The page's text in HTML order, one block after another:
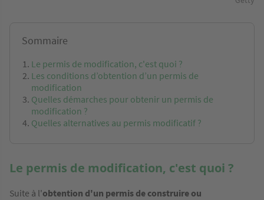
Sommaire
Le permis de modification, c'est quoi ?
Les conditions d’obtention d’un permis de
modification
Quelles démarches pour obtenir un permis de
modification ?
Quelles alternatives au permis modificatif ?
Le permis de modification, c'est quoi ?
Suite à l'obtention d'un permis de construire ou